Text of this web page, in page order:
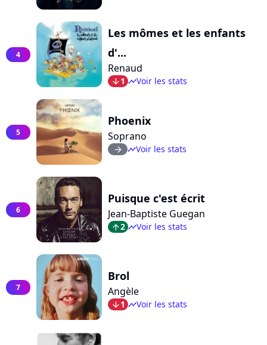
4
Les mômes et les enfants
d'...
Renaud
arrow_bot1 timelineVoir les stats
5
Phoenix
Soprano
arrow_right timelineVoir les stats
6
Puisque c'est écrit
Jean-Baptiste Guegan
arrow_top2 timelineVoir les stats
7
Brol
Angèle
arrow_bot1 timelineVoir les stats